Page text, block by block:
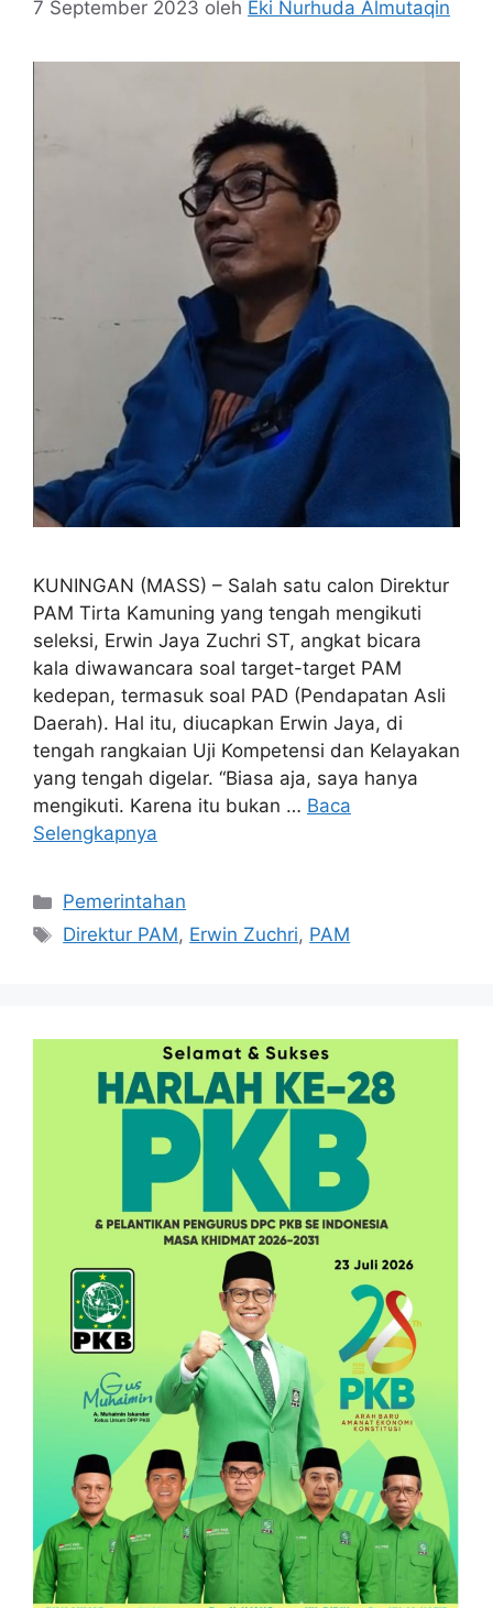
7 September 2023 oleh Eki Nurhuda Almutaqin
KUNINGAN (MASS) – Salah satu calon Direktur
PAM Tirta Kamuning yang tengah mengikuti
seleksi, Erwin Jaya Zuchri ST, angkat bicara
kala diwawancara soal target-target PAM
kedepan, termasuk soal PAD (Pendapatan Asli
Daerah). Hal itu, diucapkan Erwin Jaya, di
tengah rangkaian Uji Kompetensi dan Kelayakan
yang tengah digelar. “Biasa aja, saya hanya
mengikuti. Karena itu bukan … Baca
Selengkapnya
Kategori
Pemerintahan
Tag
Direktur PAM, Erwin Zuchri, PAM